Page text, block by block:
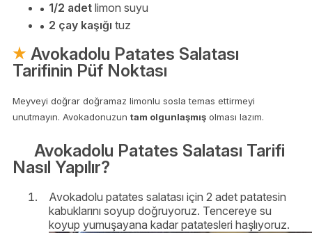
1/2 adet limon suyu
2 çay kaşığı tuz
Avokadolu Patates Salatası
Tarifinin Püf Noktası
Meyveyi doğrar doğramaz limonlu sosla temas ettirmeyi
unutmayın. Avokadonuzun tam olgunlaşmış olması lazım.
Avokadolu Patates Salatası Tarifi
Nasıl Yapılır?
Avokadolu patates salatası için 2 adet patatesin
kabuklarını soyup doğruyoruz. Tencereye su
koyup yumuşayana kadar patatesleri haşlıyoruz.